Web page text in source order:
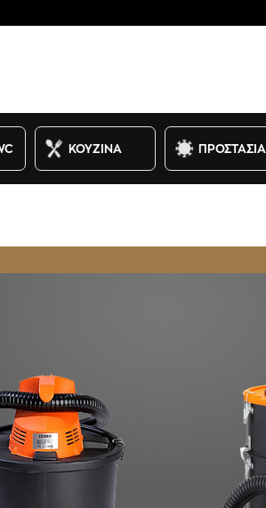
ΚΟΥΖΙΝΑ ΠΡΟΣΤΑΣΙΑ